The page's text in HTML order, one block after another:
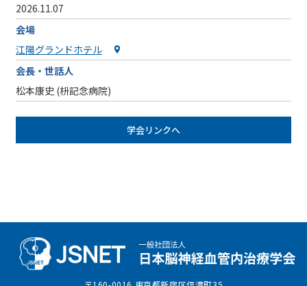
2026.11.07
会場
江陽グランドホテル
会長・世話人
松本康史 (枡記念病院)
学会リンクへ